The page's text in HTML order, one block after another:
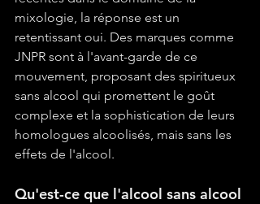
mixologie, la réponse est un
retentissant oui. Des marques comme
JNPR sont à l'avant-garde de ce
mouvement, proposant des spiritueux
sans alcool qui promettent le goût
complexe et la sophistication de leurs
homologues alcoolisés, mais sans les
effets de l'alcool.
Qu'est-ce que l'alcool sans alcool